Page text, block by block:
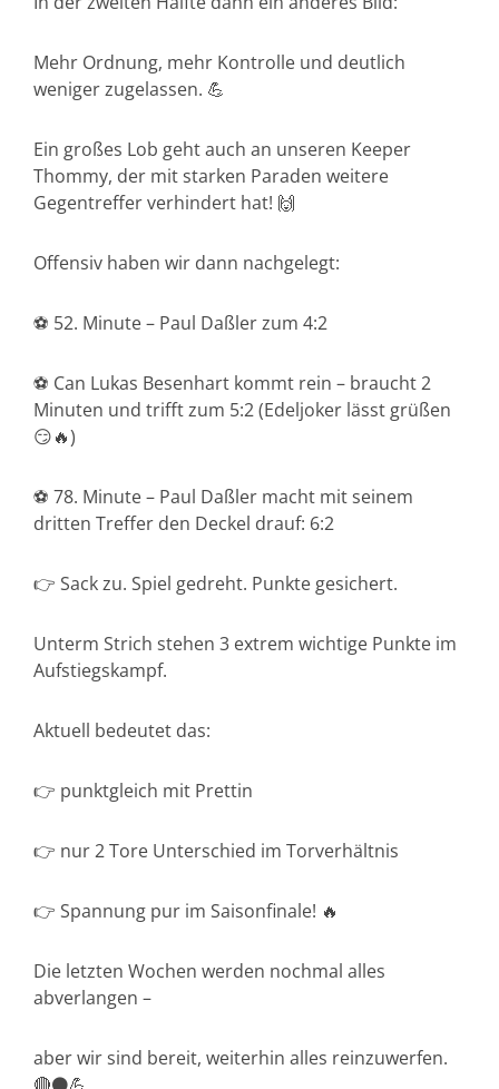
Mehr Ordnung, mehr Kontrolle und deutlich
weniger zugelassen. 💪
Ein großes Lob geht auch an unseren Keeper
Thommy, der mit starken Paraden weitere
Gegentreffer verhindert hat! 🙌
Offensiv haben wir dann nachgelegt:
⚽ 52. Minute – Paul Daßler zum 4:2
⚽ Can Lukas Besenhart kommt rein – braucht 2
Minuten und trifft zum 5:2 (Edeljoker lässt grüßen
😏🔥)
⚽ 78. Minute – Paul Daßler macht mit seinem
dritten Treffer den Deckel drauf: 6:2
👉 Sack zu. Spiel gedreht. Punkte gesichert.
Unterm Strich stehen 3 extrem wichtige Punkte im
Aufstiegskampf.
Aktuell bedeutet das:
👉 punktgleich mit Prettin
👉 nur 2 Tore Unterschied im Torverhältnis
👉 Spannung pur im Saisonfinale! 🔥
Die letzten Wochen werden nochmal alles
abverlangen –
aber wir sind bereit, weiterhin alles reinzuwerfen.